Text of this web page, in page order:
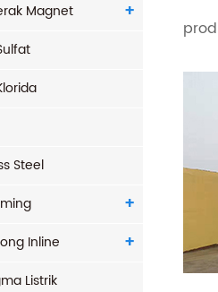
Magnet
Steel
Inline
Listrik